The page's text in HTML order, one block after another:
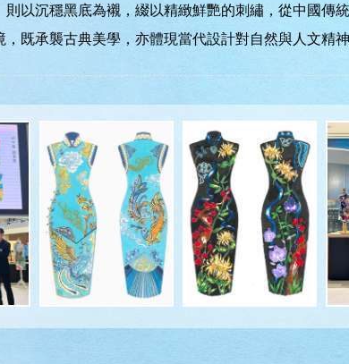
以沉穩黑底為襯，綴以精緻鮮艷的刺繡，從中國
既承襲古典美學，亦體現當代設計對自然與人文精神